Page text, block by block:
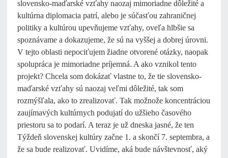
slovensko-maďarské vzťahy naozaj mimoriadne dôležité a
kultúrna diplomacia patrí, alebo je súčasťou zahraničnej
politiky a kultúrou upevňujeme vzťahy, oveľa hlbšie sa
spoznávame a dokazujeme, že sú na vyššej a dobrej úrovni.
V tejto oblasti nepociťujem žiadne otvorené otázky, naopak
spolupráca je mimoriadne príjemná. A ako vznikol tento
projekt? Chcela som dokázať vlastne to, že tie slovensko-
maďarské vzťahy sú naozaj veľmi dôležité, tak som
rozmýšľala, ako to zrealizovať. Tak možnože koncentráciou
zaujímavých kultúrnych podujatí do užšieho časového
priestoru sa to podarí. A teraz je už dneska jasné, že ten
Týždeň slovenskej kultúry začne 1. a skončí 7. septembra, a
že sa bude realizovať. Uvidíme, aká bude návštevnosť, aký